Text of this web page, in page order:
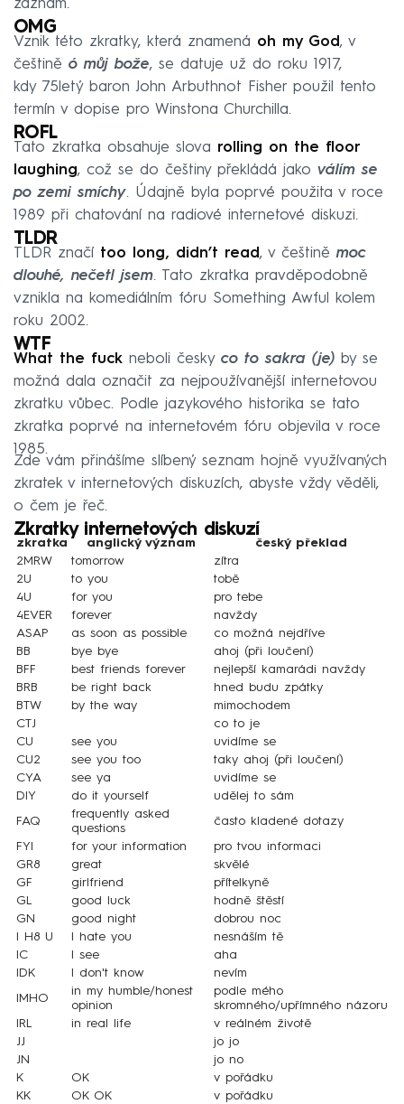
záznam.
OMG
Vznik této zkratky, která znamená oh my God, v
češtině ó můj bože, se datuje už do roku 1917,
kdy 75letý baron John Arbuthnot Fisher použil tento
termín v dopise pro Winstona Churchilla.
ROFL
Tato zkratka obsahuje slova rolling on the floor
laughing, což se do češtiny překládá jako válím se
po zemi smíchy. Údajně byla poprvé použita v roce
1989 při chatování na radiové internetové diskuzi.
TLDR
TLDR značí too long, didn’t read, v češtiněmoc
dlouhé, nečetl jsem. Tato zkratka pravděpodobně
vznikla na komediálním fóru Something Awful kolem
roku 2002.
WTF
What the fuck neboli česky co to sakra (je) by se
možná dala označit za nejpoužívanější internetovou
zkratku vůbec. Podle jazykového historika se tato
zkratka poprvé na internetovém fóru objevila v roce
1985.
Zde vám přinášíme slíbený seznam hojně využívaných
zkratek v internetových diskuzích, abyste vždy věděli,
o čem je řeč.
Zkratky internetových diskuzí
zkratka anglický význam
český překlad
2MRW
tomorrow
zítra
2U
to you
tobě
4U
for you
pro tebe
4EVER
forever
navždy
ASAP
as soon as possible
co možná nejdříve
BB
bye bye
ahoj (při loučení)
BFF
best friends forever
nejlepší kamarádi navždy
BRB
be right back
hned budu zpátky
BTW
by the way
mimochodem
CTJ
co to je
CU
see you
uvidíme se
CU2
see you too
taky ahoj (při loučení)
CYA
see ya
uvidíme se
DIY
do it yourself
udělej to sám
FAQ
frequently asked
questions
často kladené dotazy
FYI
for your information
pro tvou informaci
GR8
great
skvělé
GF
girlfriend
přítelkyně
GL
good luck
hodně štěstí
GN
good night
dobrou noc
I H8 U
I hate you
nesnáším tě
IC
I see
aha
IDK
I don't know
nevím
IMHO
in my humble/honest
opinion
podle mého
skromného/upřímného názoru
IRL
in real life
v reálném životě
JJ
jo jo
JN
jo no
K
OK
v pořádku
KK
OK OK
v pořádku